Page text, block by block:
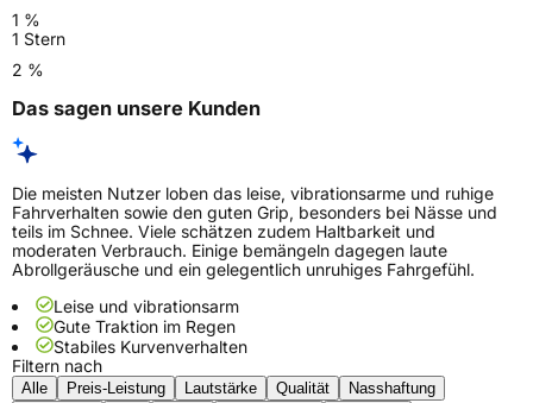
1 %
1 Stern
2 %
Das sagen unsere Kunden
Die meisten Nutzer loben das leise, vibrationsarme und ruhige
Fahrverhalten sowie den guten Grip, besonders bei Nässe und
teils im Schnee. Viele schätzen zudem Haltbarkeit und
moderaten Verbrauch. Einige bemängeln dagegen laute
Abrollgeräusche und ein gelegentlich unruhiges Fahrgefühl.
Leise und vibrationsarm
Gute Traktion im Regen
Stabiles Kurvenverhalten
Filtern nach
Alle Preis-Leistung Lautstärke Qualität
Nasshaftung